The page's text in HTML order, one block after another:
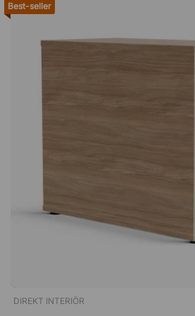
simplement pour reposer votre dos
ergonomiques 4D peuvent être réglés
et en profondeur, afin que vous
position optimale pour votre corps. En
accoudoirs soient au même niveau
et que vos coudes forment un angle
obtenez un soulagement efficace
épaules. Spécifications Fonction assise
dossier rembourrés en maille. Support
synchrone avec 4 positions
et en profondeur Piètement et vérin
Piètement noir nylon Tissu Noir nylon
martindale.L'Ergo 317 est une chaise
Best-seller
DIREKT INTERIÖR